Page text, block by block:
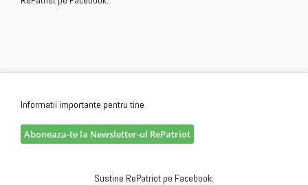
Informatii importante pentru tine
Aboneaza-te la Newsletter-ul RePatriot
Sustine RePatriot pe Facebook: